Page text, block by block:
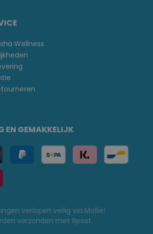
Wellness
EN GEMAKKELIJK
verlopen veilig via Mollie!
verzonden met Bpost.